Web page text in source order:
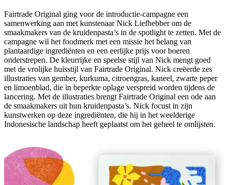
Fairtrade Original ging voor de introductie-campagne een
samenwerking aan met kunstenaar Nick Liefhebber om de
smaakmakers van de kruidenpasta’s in de spotlight te zetten. Met de
campagne wil het foodmerk met een missie het belang van
plantaardige ingrediënten en een eerlijke prijs voor boeren
onderstrepen. De kleurrijke en speelse stijl van Nick mengt goed
met de vrolijke huisstijl van Fairtrade Original. Nick creëerde zes
illustraties van gember, kurkuma, citroengras, kaneel, zwarte peper
en limoenblad, die in beperkte oplage verspreid worden tijdens de
lancering. Met de illustraties brengt Fairtrade Original een ode aan
de smaakmakers uit hun kruidenpasta’s. Nick focust in zijn
kunstwerken op deze ingrediënten, die hij in het weelderige
Indonesische landschap heeft geplaatst om het geheel te omlijsten.